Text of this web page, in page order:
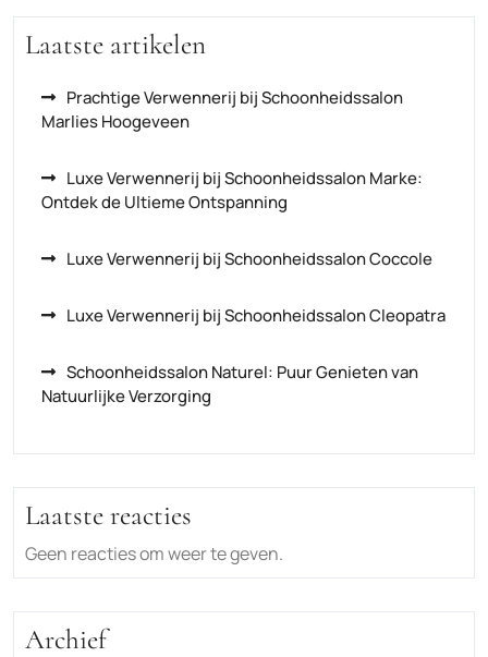
Laatste artikelen
Prachtige Verwennerij bij Schoonheidssalon
Marlies Hoogeveen
Luxe Verwennerij bij Schoonheidssalon Marke:
Ontdek de Ultieme Ontspanning
Luxe Verwennerij bij Schoonheidssalon Coccole
Luxe Verwennerij bij Schoonheidssalon Cleopatra
Schoonheidssalon Naturel: Puur Genieten van
Natuurlijke Verzorging
Laatste reacties
Geen reacties om weer te geven.
Archief